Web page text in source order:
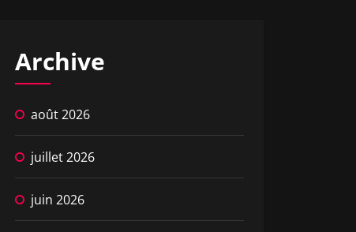
Archive
août 2026
juillet 2026
juin 2026